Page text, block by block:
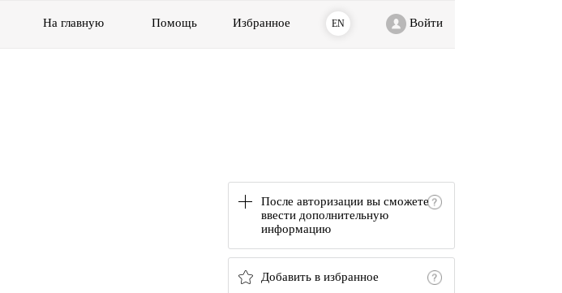
На главную Помощь Избранное EN Войти
После авторизации вы сможете
ввести дополнительную
информацию
Добавить в избранное